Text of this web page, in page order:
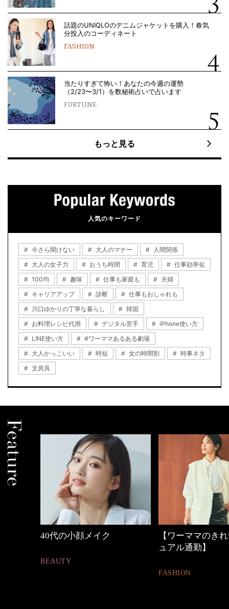
話題のUNIQLOのデニムジャケットを購入！春気
分投入のコーディネート
FASHION
当たりすぎて怖い！あなたの今週の運勢
（2/23〜3/1）を数秘術占いで占います
FORTUNE
もっと見る
人気のキーワード
今さら聞けない 大人のマナー
人間関係
大人の女子力
おうち時間 育児
仕事効率化
100均
趣味 仕事も家庭も
夫婦
キャリアアップ
診断
仕事もおしゃれも
川口ゆかりの丁寧な暮らし
韓国
お料理レシピ代用
デジタル苦手
iPhone使い方
LINE使い方
#ワーママあるある劇場
大人かっこいい
時短 女の時間割
時事ネタ
文房具
40代の小顔メイク
BEAUTY
【ワーママのきれ
ュアル通勤】
FASHION